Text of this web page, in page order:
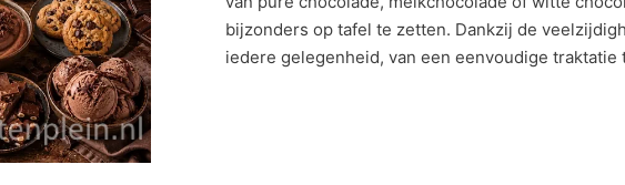
bijzonders op tafel te zetten. Dankzij de
iedere gelegenheid, van een eenvoudige